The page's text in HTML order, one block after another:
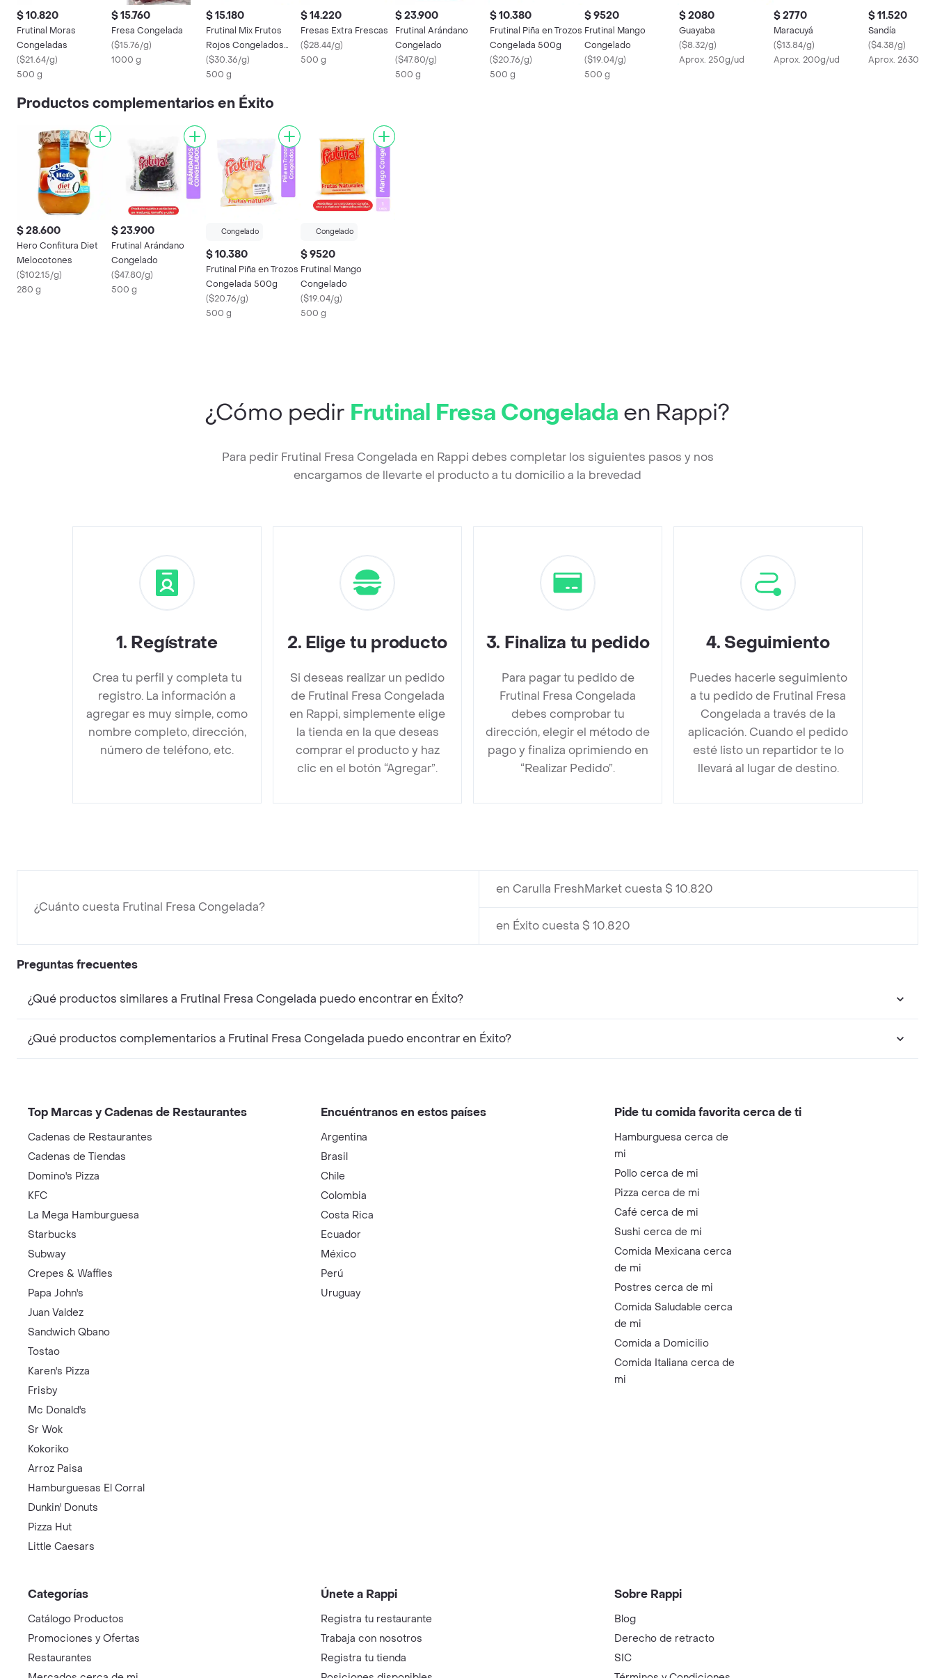
$ 10.820
Frutinal Moras
Congeladas
($21.64/g)
500 g
$ 15.760
Fresa Congelada
($15.76/g)
1000 g
$ 15.180
Frutinal Mix Frutos
Rojos Congelados
500g
($30.36/g)
500 g
$ 14.220
Fresas Extra Frescas
($28.44/g)
500 g
$ 23.900
Frutinal Arándano
Congelado
($47.80/g)
500 g
$ 10.380
Frutinal Piña en Trozos
Congelada 500g
($20.76/g)
500 g
$ 9520
Frutinal Mango
Congelado
($19.04/g)
500 g
$ 2080
Guayaba
($8.32/g)
Aprox. 250g/ud
$ 2770
Maracuyá
($13.84/g)
Aprox. 200g/ud
$ 11.520
Sandía
($4.38/g)
Aprox. 2630g/
Productos complementarios en Éxito
$ 28.600
Hero Confitura Diet
Melocotones
($102.15/g)
280 g
$ 23.900
Frutinal Arándano
Congelado
($47.80/g)
500 g
Congelado
$ 10.380
Frutinal Piña en Trozos
Congelada 500g
($20.76/g)
500 g
Congelado
$ 9520
Frutinal Mango
Congelado
($19.04/g)
500 g
¿Cómo pedir Frutinal Fresa Congelada en Rappi?
Para pedir Frutinal Fresa Congelada en Rappi debes completar los siguientes pasos y nos
encargamos de llevarte el producto a tu domicilio a la brevedad
1. Regístrate
Crea tu perfil y completa tu
registro. La información a
agregar es muy simple, como
nombre completo, dirección,
número de teléfono, etc.
2. Elige tu producto
Si deseas realizar un pedido
de Frutinal Fresa Congelada
en Rappi, simplemente elige
la tienda en la que deseas
comprar el producto y haz
clic en el botón “Agregar”.
3. Finaliza tu pedido
Para pagar tu pedido de
Frutinal Fresa Congelada
debes comprobar tu
dirección, elegir el método de
pago y finaliza oprimiendo en
“Realizar Pedido”.
4. Seguimiento
Puedes hacerle seguimiento
a tu pedido de Frutinal Fresa
Congelada a través de la
aplicación. Cuando el pedido
esté listo un repartidor te lo
llevará al lugar de destino.
¿Cuánto cuesta Frutinal Fresa Congelada?
en Carulla FreshMarket cuesta $ 10.820
en Éxito cuesta $ 10.820
Preguntas frecuentes
¿Qué productos similares a Frutinal Fresa Congelada puedo encontrar en Éxito?
¿Qué productos complementarios a Frutinal Fresa Congelada puedo encontrar en Éxito?
Top Marcas y Cadenas de Restaurantes
Cadenas de Restaurantes
Cadenas de Tiendas
Domino's Pizza
KFC
La Mega Hamburguesa
Starbucks
Subway
Crepes & Waffles
Papa John's
Juan Valdez
Sandwich Qbano
Tostao
Karen's Pizza
Frisby
Mc Donald's
Sr Wok
Kokoriko
Arroz Paisa
Hamburguesas El Corral
Dunkin' Donuts
Pizza Hut
Little Caesars
Encuéntranos en estos países
Argentina
Brasil
Chile
Colombia
Costa Rica
Ecuador
México
Perú
Uruguay
Pide tu comida favorita cerca de ti
Hamburguesa cerca de
mi
Pollo cerca de mi
Pizza cerca de mi
Café cerca de mi
Sushi cerca de mi
Comida Mexicana cerca
de mi
Postres cerca de mi
Comida Saludable cerca
de mi
Comida a Domicilio
Comida Italiana cerca de
mi
Categorías
Catálogo Productos
Promociones y Ofertas
Restaurantes
Únete a Rappi
Registra tu restaurante
Trabaja con nosotros
Registra tu tienda
Sobre Rappi
Blog
Derecho de retracto
SIC